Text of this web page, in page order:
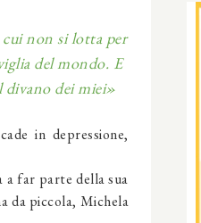
non si lotta per
del mondo. E
divano dei miei»
in depressione,
a far parte della sua
da piccola, Michela